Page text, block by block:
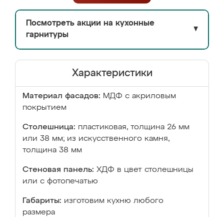
Посмотреть акции на кухонные
гарнитуры
▼
Характеристики
Материал фасадов: МДФ с акриловым
покрытием
Столешница: пластиковая, толщина 26 мм
или 38 мм; из искусственного камня,
толщина 38 мм
Стеновая панель: ХДФ в цвет столешницы
или с фотопечатью
Габариты: изготовим кухню любого
размера